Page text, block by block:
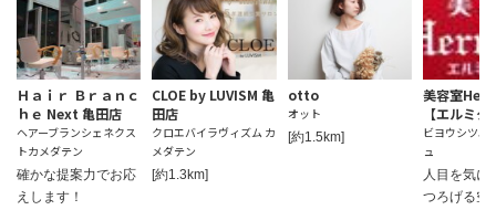
Ｈａｉｒ Ｂｒａｎｃ
ｈｅ Next 亀田店
ヘアーブランシェネクス
トカメダテン
確かな提案力でお応
えします！
CLOE by LUVISM 亀
田店
クロエバイラヴィズム カ
メダテン
[約1.3km]
otto
オット
[約1.5km]
美容室
【エルミ
ビヨウシツエ
ュ
人目を気に
つろげる空